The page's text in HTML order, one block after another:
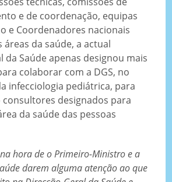
e de coordenação, equipas
e Coordenadores nacionais
da saúde, a actual
da Saúde apenas designou mais
colaborar com a DGS, no
infecciologia pediátrica, para
consultores designados para
da saúde das pessoas
hora de o Primeiro-Ministro e a
darem alguma atenção ao que